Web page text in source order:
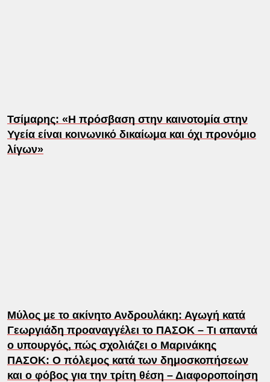
Τσίμαρης: «Η πρόσβαση στην καινοτομία στην
Υγεία είναι κοινωνικό δικαίωμα και όχι προνόμιο
λίγων»
Μύλος με το ακίνητο Ανδρουλάκη: Αγωγή κατά
Γεωργιάδη προαναγγέλει το ΠΑΣΟΚ – Τι απαντά
ο υπουργός, πώς σχολιάζει ο Μαρινάκης
ΠΑΣΟΚ: Ο πόλεμος κατά των δημοσκοπήσεων
και ο φόβος για την τρίτη θέση – Διαφοροποίηση